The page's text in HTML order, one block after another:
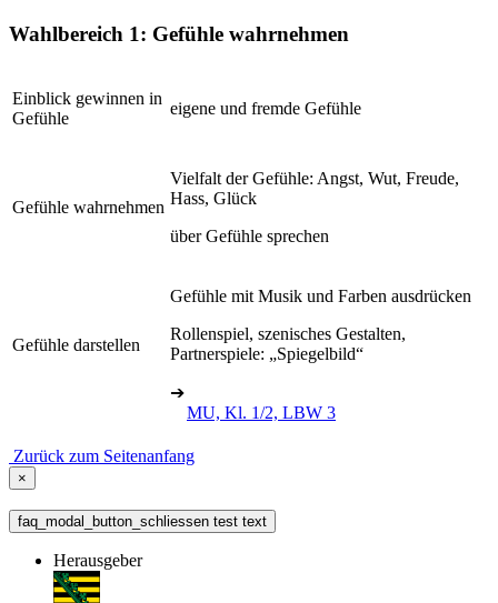
Wahlbereich 1: Gefühle wahrnehmen
Einblick gewinnen in
Gefühle
eigene und fremde Gefühle
Gefühle wahrnehmen
Vielfalt der Gefühle: Angst, Wut, Freude,
Hass, Glück
über Gefühle sprechen
Gefühle darstellen
Gefühle mit Musik und Farben ausdrücken
Rollenspiel, szenisches Gestalten,
Partnerspiele: „Spiegelbild“
➔
MU, Kl. 1/2, LBW 3
Zurück zum Seitenanfang
×
faq_modal_button_schliessen test text
Herausgeber